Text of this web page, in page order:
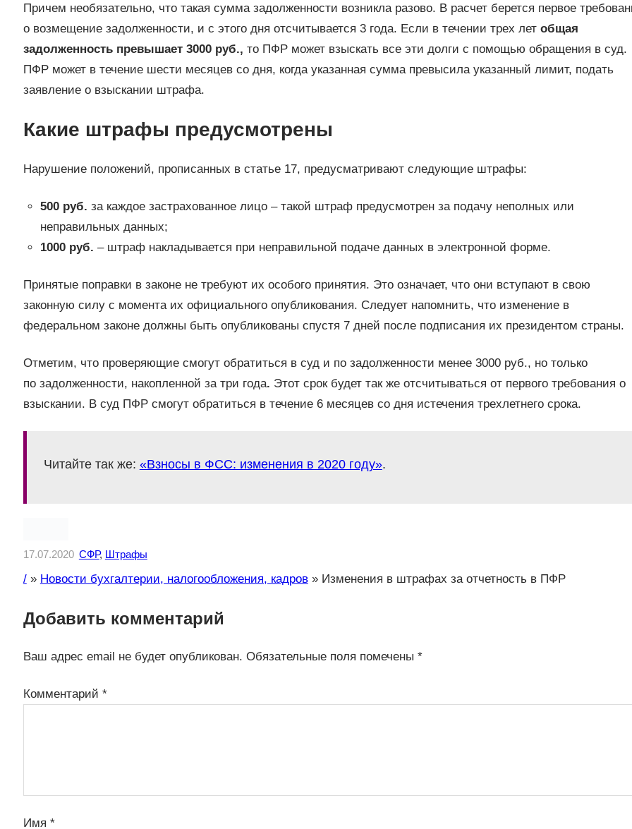
Причем необязательно, что такая сумма задолженности возникла разово. В расчет берется первое
о возмещение задолженности, и с этого дня отсчитывается 3 года. Если в течении трех лет общая
задолженность превышает 3000 руб., то ПФР может взыскать все эти долги с помощью обращения в суд.
ПФР может в течение шести месяцев со дня, когда указанная сумма превысила указанный лимит, подать
заявление о взыскании штрафа.
Какие штрафы предусмотрены
Нарушение положений, прописанных в статье 17, предусматривают следующие штрафы:
500 руб. за каждое застрахованное лицо – такой штраф предусмотрен за подачу неполных или
неправильных данных;
1000 руб. – штраф накладывается при неправильной подаче данных в электронной форме.
Принятые поправки в законе не требуют их особого принятия. Это означает, что они вступают в свою
законную силу с момента их официального опубликования. Следует напомнить, что изменение в
федеральном законе должны быть опубликованы спустя 7 дней после подписания их президентом страны.
Отметим, что проверяющие смогут обратиться в суд и по задолженности менее 3000 руб., но только
по задолженности, накопленной за три года. Этот срок будет так же отсчитываться от первого требования о
взыскании. В суд ПФР смогут обратиться в течение 6 месяцев со дня истечения трехлетнего срока.
Читайте так же: «Взносы в ФСС: изменения в 2020 году».
17.07.2020 СФР, Штрафы
/» Новости бухгалтерии, налогообложения, кадров» Изменения в штрафах за отчетность в ПФР
Добавить комментарий
Ваш адрес email не будет опубликован. Обязательные поля помечены *
Комментарий *
Имя *